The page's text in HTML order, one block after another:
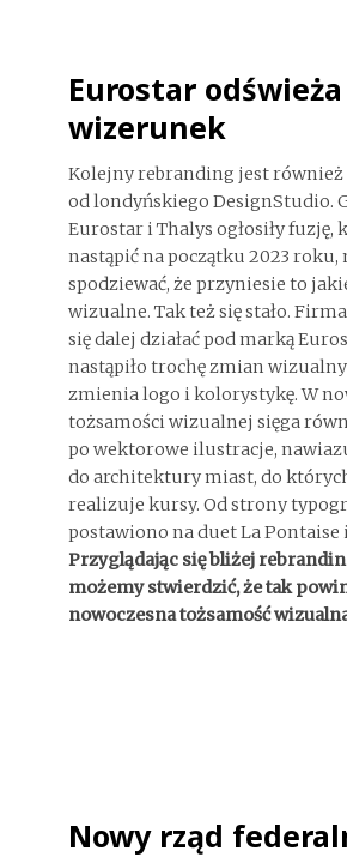
Eurostar odświeża
wizerunek
Kolejny rebranding jest również
od londyńskiego DesignStudio.
Eurostar i Thalys ogłosiły fuzję,
nastąpić na początku 2023 roku,
spodziewać, że przyniesie to
wizualne. Tak też się stało.
się dalej działać pod marką
nastąpiło trochę zmian
zmienia logo i kolorystykę. W
tożsamości wizualnej sięga
po wektorowe ilustracje,
do architektury miast, do
realizuje kursy. Od strony
postawiono na duet La Pontaise i
Przyglądając się bliżej
możemy stwierdzić, że tak
nowoczesna tożsamość
Nowy rząd